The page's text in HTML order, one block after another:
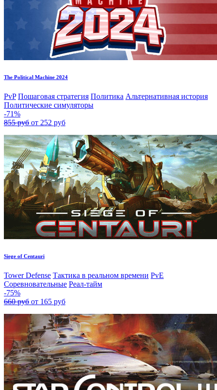
The Political Machine 2024
PvP Пошаговая стратегия Политика Альтернативная история
Политические симуляторы
-71%
855 руб от 252 руб
Siege of Centauri
Tower Defense Тактика в реальном времени PvE
Соревновательные Реал-тайм
-75%
660 руб от 165 руб